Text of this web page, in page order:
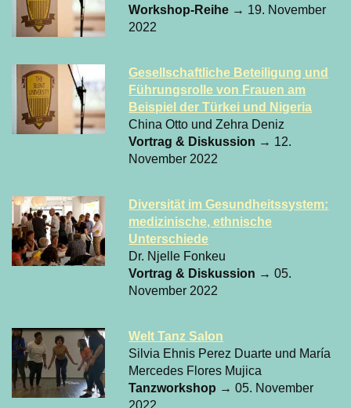
Workshop-Reihe → 19. November
2022
Gesellschaftliche Beteiligung und
Führungsrolle von Frauen am
Beispiel der Türkei und Nigeria
China Otto und Zehra Deniz
Vortrag & Diskussion → 12.
November 2022
Diversität im Gesundheitssystem:
medizinische, ethnische
Unterschiede
Dr. Njelle Fonkeu
Vortrag & Diskussion → 05.
November 2022
Welt Tanz Salon
Silvia Ehnis Perez Duarte und María
Mercedes Flores Mujica
Tanzworkshop → 05. November
2022